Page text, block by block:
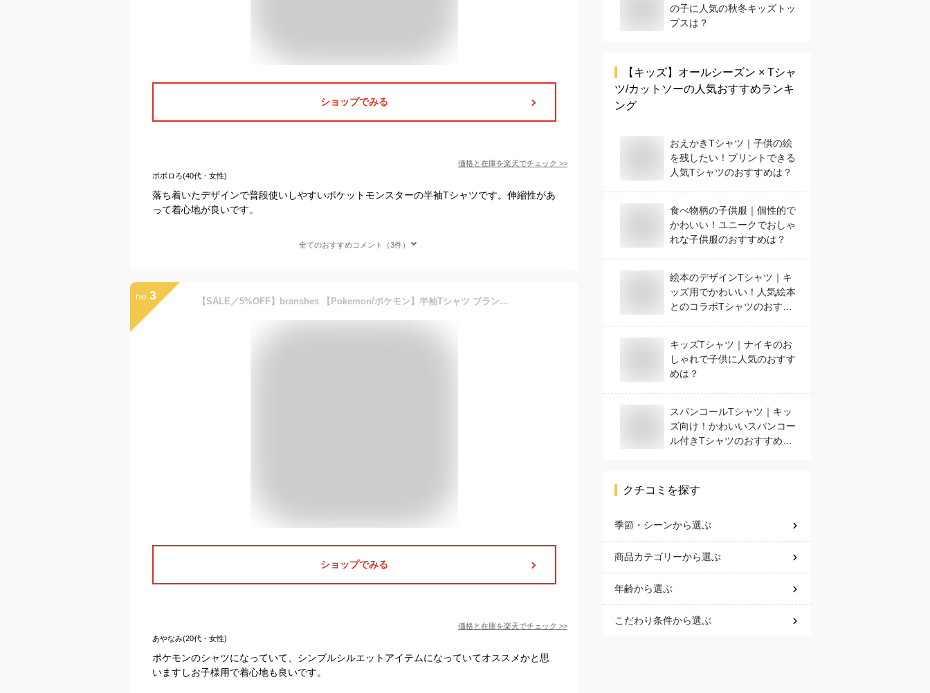
ショップでみる
価格と在庫を楽天でチェック >>
ポポロろ(40代・女性)
落ち着いたデザインで普段使いしやすいポケットモンスターの半袖Tシャツです。伸縮性があ
って着心地が良いです。
全てのおすすめコメント（3件）
no. 3 【SALE／5%OFF】branshes 【Pokemon/ポケモン】半袖Tシャツ ブランシェス トップス カットソー・Tシャツ
ショップでみる
価格と在庫を楽天でチェック >>
あやなみ(20代・女性)
ポケモンのシャツになっていて、シンプルシルエットアイテムになっていてオススメかと思
いますしお子様用で着心地も良いです。
の子に人気の秋冬キッズトッ
プスは？
【キッズ】 オールシーズン × Tシャ
ツ/カットソーの人気おすすめランキ
ング
おえかきTシャツ｜子供の絵
を残したい！プリントできる
人気Tシャツのおすすめは？
食べ物柄の子供服｜個性的で
かわいい！ユニークでおしゃ
れな子供服のおすすめは？
絵本のデザインTシャツ｜キ
ッズ用でかわいい！人気絵本
とのコラボTシャツのおすす
キッズTシャツ｜ナイキのお
しゃれで子供に人気のおすす
めは？
スパンコールTシャツ｜キッ
ズ向け！かわいいスパンコー
ル付きTシャツのおすすめ
クチコミを探す
季節・シーンから選ぶ
商品カテゴリーから選ぶ
年齢から選ぶ
こだわり条件から選ぶ